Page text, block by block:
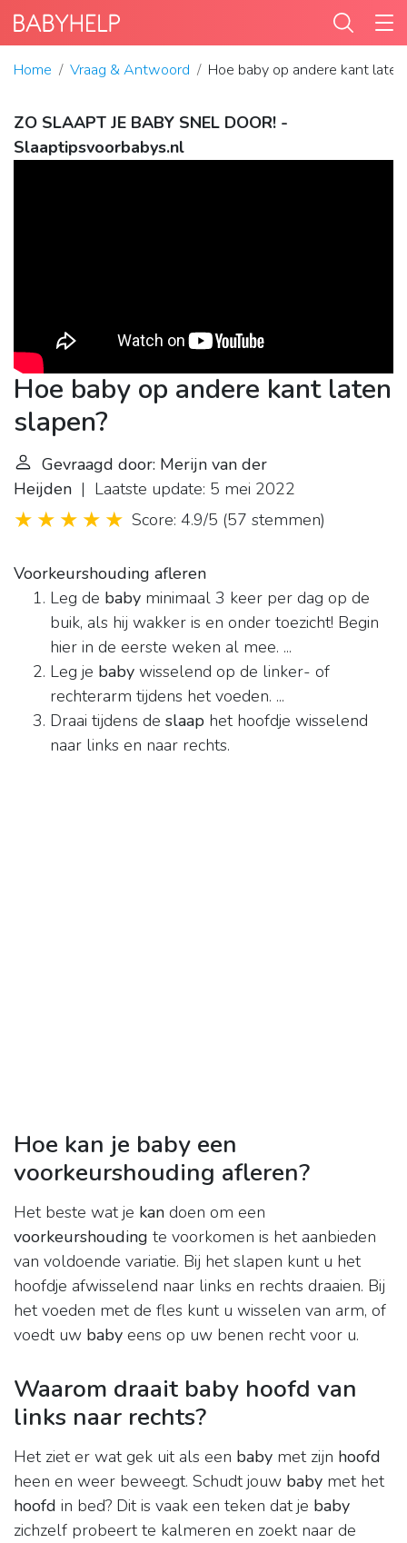
Home Vraag & Antwoord Hoe baby op andere kant
ZO SLAAPT JE BABY SNEL DOOR! -
Slaaptipsvoorbabys.nl
Hoe baby op andere kant laten
slapen?
Gevraagd door: Merijn van der
Heijden | Laatste update: 5 mei 2022
Score: 4.9/5 (57 stemmen)
Voorkeurshouding afleren
Leg de baby minimaal 3 keer per dag op de
buik, als hij wakker is en onder toezicht! Begin
hier in de eerste weken al mee. ...
Leg je baby wisselend op de linker- of
rechterarm tijdens het voeden. ...
Draai tijdens de slaap het hoofdje wisselend
naar links en naar rechts.
Hoe kan je baby een
voorkeurshouding afleren?
Het beste wat je kan doen om een
voorkeurshouding te voorkomen is het aanbieden
van voldoende variatie. Bij het slapen kunt u het
hoofdje afwisselend naar links en rechts draaien. Bij
het voeden met de fles kunt u wisselen van arm, of
voedt uw baby eens op uw benen recht voor u.
Waarom draait baby hoofd van
links naar rechts?
Het ziet er wat gek uit als een baby met zijn hoofd
heen en weer beweegt. Schudt jouw baby met het
hoofd in bed? Dit is vaak een teken dat je baby
zichzelf probeert te kalmeren en zoekt naar de